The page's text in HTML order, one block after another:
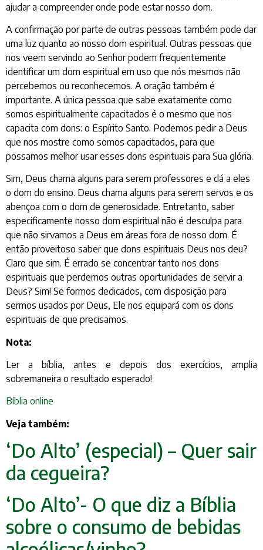
ajudar a compreender onde pode estar nosso dom.
A confirmação por parte de outras pessoas também pode dar
uma luz quanto ao nosso dom espiritual. Outras pessoas que
nos veem servindo ao Senhor podem frequentemente
identificar um dom espiritual em uso que nós mesmos não
percebemos ou reconhecemos. A oração também é
importante. A única pessoa que sabe exatamente como
somos espiritualmente capacitados é o mesmo que nos
capacita com dons: o Espírito Santo. Podemos pedir a Deus
que nos mostre como somos capacitados, para que
possamos melhor usar esses dons espirituais para Sua glória.
Sim, Deus chama alguns para serem professores e dá a eles
o dom do ensino. Deus chama alguns para serem servos e os
abençoa com o dom de generosidade. Entretanto, saber
especificamente nosso dom espiritual não é desculpa para
que não sirvamos a Deus em áreas fora de nosso dom. É
então proveitoso saber que dons espirituais Deus nos deu?
Claro que sim. É errado se concentrar tanto nos dons
espirituais que perdemos outras oportunidades de servir a
Deus? Sim! Se formos dedicados, com disposição para
sermos usados por Deus, Ele nos equipará com os dons
espirituais de que precisamos.
Nota:
Ler a bíblia, antes e depois dos exercícios, amplia
sobremaneira o resultado esperado!
Bíblia online
Veja também:
‘Do Alto’ (especial) – Quer sair
da cegueira?
‘Do Alto’- O que diz a Bíblia
sobre o consumo de bebidas